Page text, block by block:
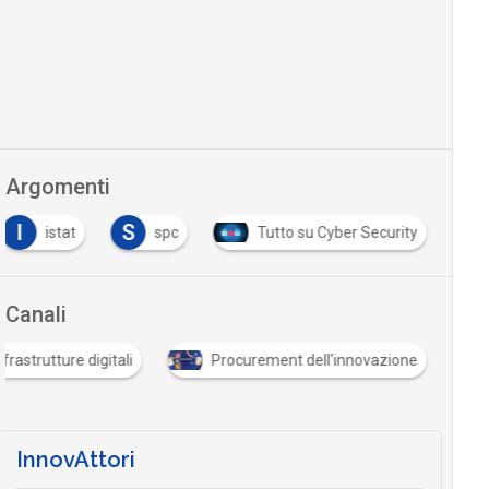
Argomenti
I
istat S spc Tutto su Cyber Security
Canali
digitali Procurement dell'innovazione
InnovAttori